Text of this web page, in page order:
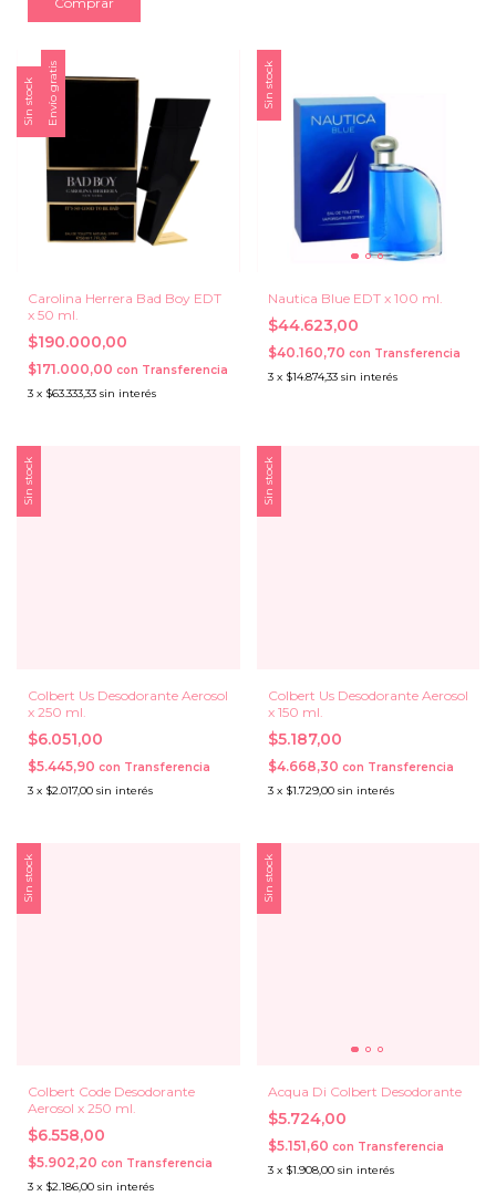
Sin stock Envío gratis
Carolina Herrera Bad Boy EDT
x 50 ml.
$190.000,00
$171.000,00 con Transferencia
3 x $63.333,33 sin interés
Sin stock
Nautica Blue EDT x 100 ml.
$44.623,00
$40.160,70 con Transferencia
3 x $14.874,33 sin interés
Sin stock
Colbert Us Desodorante Aerosol
x 250 ml.
$6.051,00
$5.445,90 con Transferencia
3 x $2.017,00 sin interés
Sin stock
Colbert Us Desodorante Aerosol
x 150 ml.
$5.187,00
$4.668,30 con Transferencia
3 x $1.729,00 sin interés
Sin stock
Colbert Code Desodorante
Aerosol x 250 ml.
$6.558,00
$5.902,20 con Transferencia
3 x $2.186,00 sin interés
Sin stock
Acqua Di Colbert Desodorante
$5.724,00
$5.151,60 con Transferencia
3 x $1.908,00 sin interés